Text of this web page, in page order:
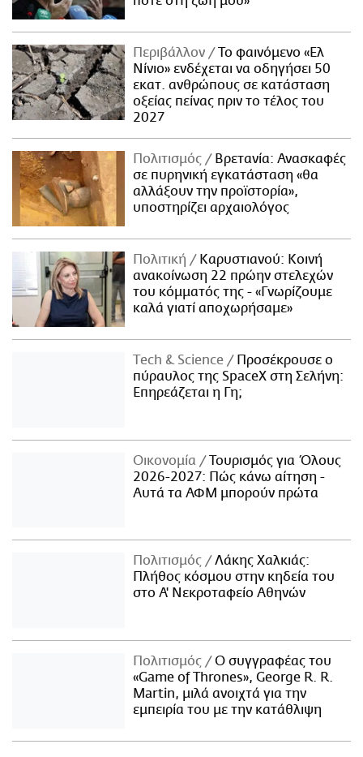
Περιβάλλον
Το φαινόμενο «Ελ
Νίνιο» ενδέχεται να οδηγήσει 50
εκατ. ανθρώπους σε κατάσταση
οξείας πείνας πριν το τέλος του
2027
Πολιτισμός
Βρετανία: Ανασκαφές
σε πυρηνική εγκατάσταση «θα
αλλάξουν την προϊστορία»,
υποστηρίζει αρχαιολόγος
Πολιτική
Καρυστιανού: Κοινή
ανακοίνωση 22 πρώην στελεχών
του κόμματός της - «Γνωρίζουμε
καλά γιατί αποχωρήσαμε»
Τech & Science
Προσέκρουσε ο
πύραυλος της SpaceX στη Σελήνη:
Επηρεάζεται η Γη;
Οικονομία
Τουρισμός για Όλους
2026-2027: Πώς κάνω αίτηση -
Αυτά τα ΑΦΜ μπορούν πρώτα
Πολιτισμός
Λάκης Χαλκιάς:
Πλήθος κόσμου στην κηδεία του
στο Α' Νεκροταφείο Αθηνών
Πολιτισμός
Ο συγγραφέας του
«Game of Thrones», George R. R.
Martin, μιλά ανοιχτά για την
εμπειρία του με την κατάθλιψη